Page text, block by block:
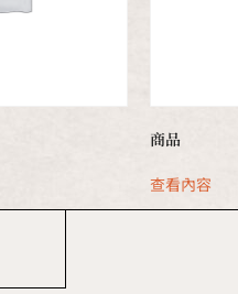
商品
查看內容